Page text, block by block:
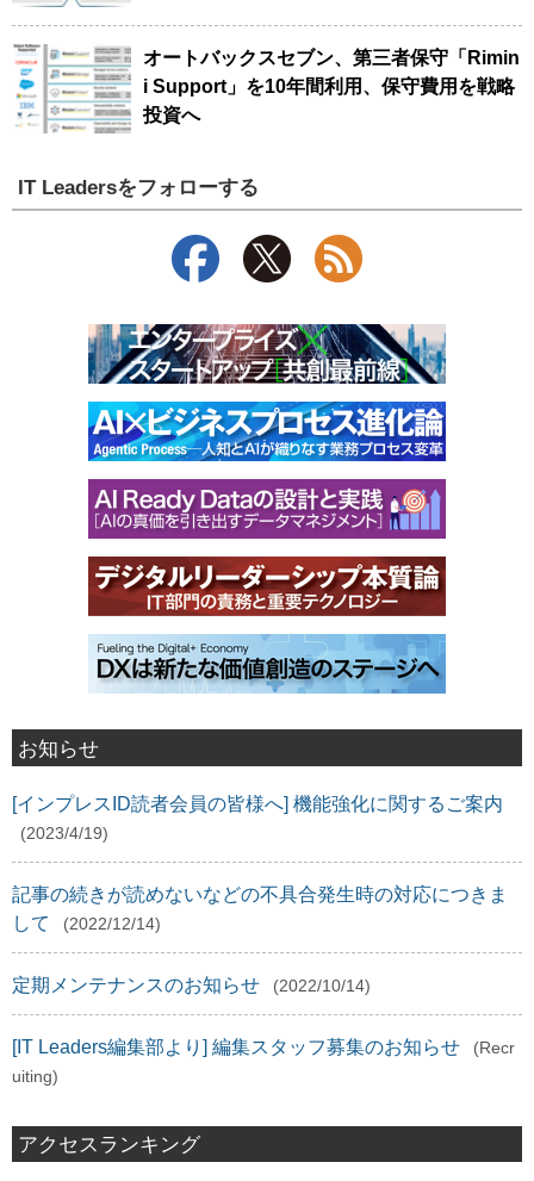
オートバックスセブン、第三者保守「Rimin
i Support」を10年間利用、保守費用を戦略
投資へ
IT Leadersをフォローする
お知らせ
[インプレスID読者会員の皆様へ] 機能強化に関するご案内
(2023/4/19)
記事の続きが読めないなどの不具合発生時の対応につきま
して
(2022/12/14)
定期メンテナンスのお知らせ (2022/10/14)
[IT Leaders編集部より] 編集スタッフ募集のお知らせ
(Recr
uiting)
アクセスランキング